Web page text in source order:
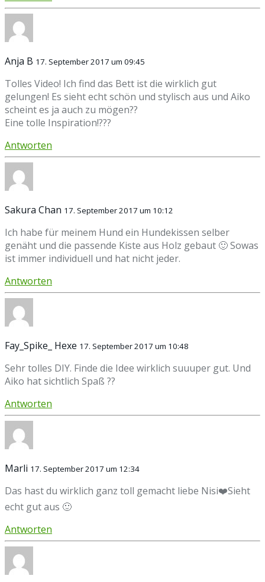
Anja B 17. September 2017 um 09:45
Tolles Video! Ich find das Bett ist die wirklich gut
gelungen! Es sieht echt schön und stylisch aus und Aiko
scheint es ja auch zu mögen??
Eine tolle Inspiration!???
Antworten
Sakura Chan 17. September 2017 um 10:12
Ich habe für meinem Hund ein Hundekissen selber
genäht und die passende Kiste aus Holz gebaut 🙂 Sowas
ist immer individuell und hat nicht jeder.
Antworten
Fay_Spike_ Hexe 17. September 2017 um 10:48
Sehr tolles DIY. Finde die Idee wirklich suuuper gut. Und
Aiko hat sichtlich Spaß ??
Antworten
Marli 17. September 2017 um 12:34
Das hast du wirklich ganz toll gemacht liebe Nisi❤️Sieht
echt gut aus 🙂
Antworten